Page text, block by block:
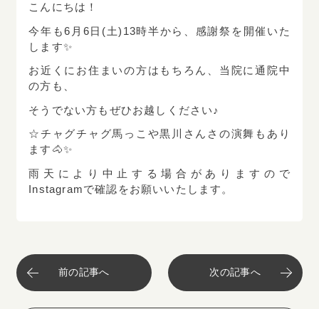
ネット予約はこちら
小児歯科・歯科・矯正歯科
Tel.019-636 -2233
こんにちは！
今年も6月6日(土)13時半から、感謝祭を開催いた
します✨
お近くにお住まいの方はもちろん、当院に通院中
の方も、
そうでない方もぜひお越しください♪
☆チャグチャグ馬っこや黒川さんさの演舞もあり
ます🐴✨
雨天により中止する場合がありますので
Instagramで確認をお願いいたします。
前の記事へ 次の記事へ